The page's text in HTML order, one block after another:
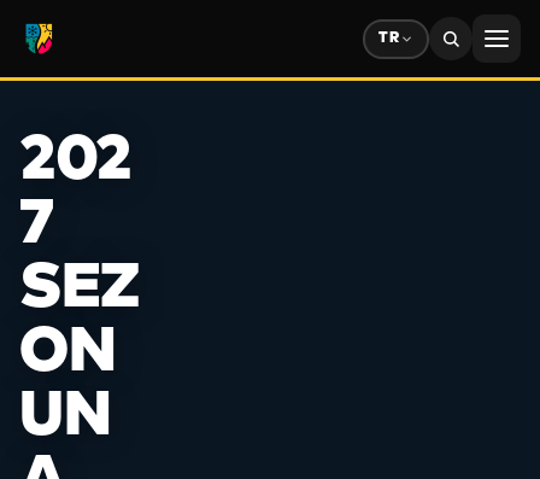
TR
202
7
SEZ
ON
UN